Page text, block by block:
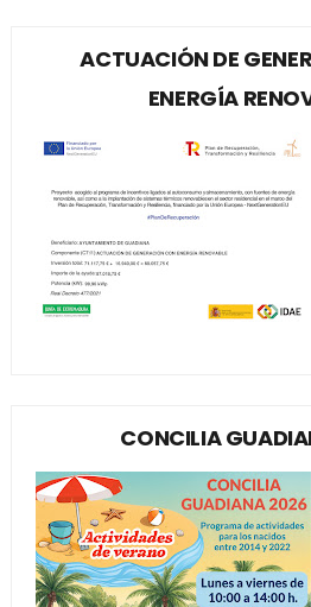
ACTUACIÓN DE
ENERGÍA
CONCILIA